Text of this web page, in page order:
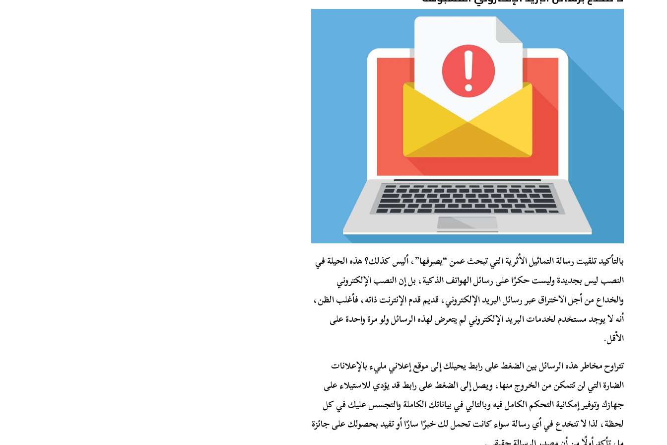
بالتأكيد تلقيت رسالة التماثيل الأثرية التي تبحث عمن “يصرفها”، أليس كذلك؟ هذه الحيلة في
النصب ليس بجديدة وليست حكرًا على رسائل الهواتف الذكية، بل إن النصب الإلكتروني
والخداع من أجل الاختراق عبر رسائل البريد الإلكتروني، قديم قدم الإنترنت ذاته، فأغلب الظن،
أنه لا يوجد مستخدم لخدمات البريد الإلكتروني لم يتعرض لهذه الرسائل ولو مرة واحدة على
الأقل.
تتراوح مخاطر هذه الرسائل بين الضغط على رابط يحيلك إلى موقع إعلاني مليء بالإعلانات
الضارة التي لن تتمكن من الخروج منها، ويصل إلى الضغط على رابط قد يؤدي للاستيلاء على
جهازك وتوفير إمكانية التحكم الكامل فيه وبالتالي في بياناتك الكاملة والتجسس عليك في كل
لحظة، لذا لا تنخدع في أي رسالة سواء كانت تحمل لك خبرًا سارًا أو تفيد بحصولك على جائزة